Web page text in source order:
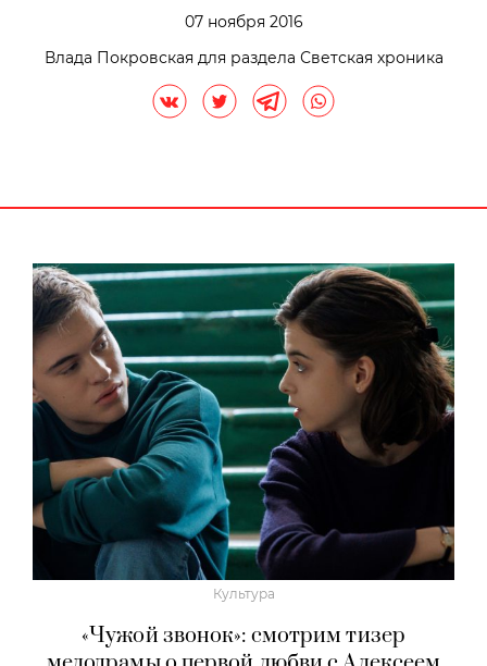
07 ноября 2016
Влада Покровская для раздела Светская хроника
Культура
«Чужой звонок»: смотрим тизер